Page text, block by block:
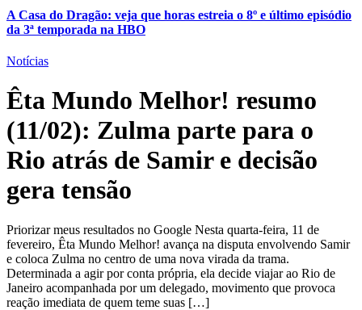
A Casa do Dragão: veja que horas estreia o 8º e último episódio
da 3ª temporada na HBO
Notícias
Êta Mundo Melhor! resumo
(11/02): Zulma parte para o
Rio atrás de Samir e decisão
gera tensão
Priorizar meus resultados no Google Nesta quarta-feira, 11 de
fevereiro, Êta Mundo Melhor! avança na disputa envolvendo Samir
e coloca Zulma no centro de uma nova virada da trama.
Determinada a agir por conta própria, ela decide viajar ao Rio de
Janeiro acompanhada por um delegado, movimento que provoca
reação imediata de quem teme suas […]